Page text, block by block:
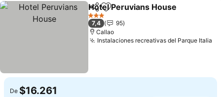
CompartirAgregar a favoritos
Hotel Peruvians House
3 Estrellas
7,4
95
Callao
Instalaciones recreativas del Parque Italia
De $16.261